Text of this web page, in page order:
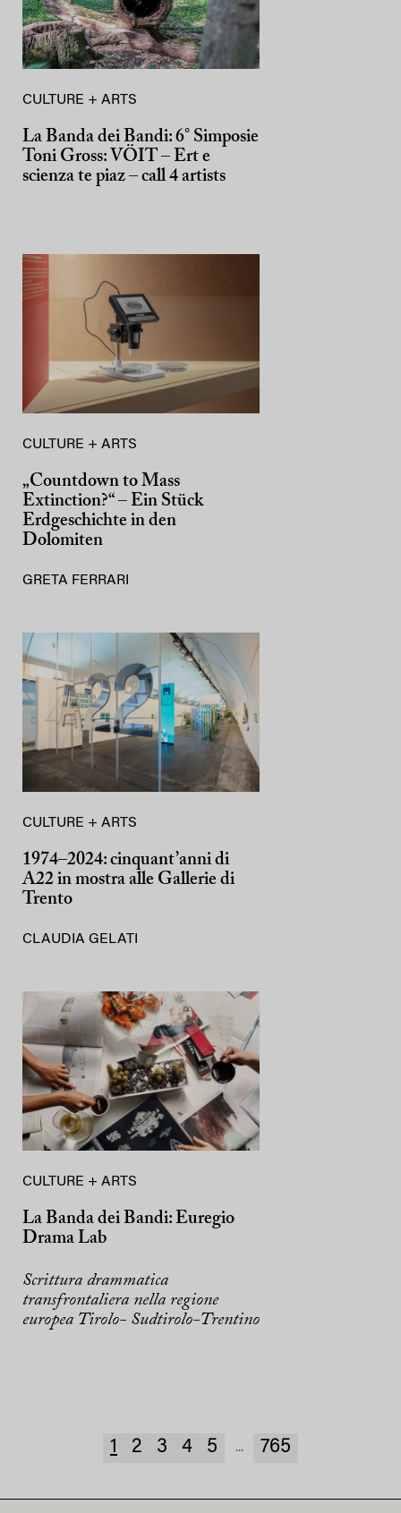
CULTURE + ARTS
La Banda dei Bandi: 6° Simposie
Toni Gross: VÖIT – Ert e
scienza te piaz – call 4 artists
CULTURE + ARTS
„Countdown to Mass
Extinction?“ – Ein Stück
Erdgeschichte in den
Dolomiten
GRETA FERRARI
CULTURE + ARTS
1974–2024: cinquant’anni di
A22 in mostra alle Gallerie di
Trento
CLAUDIA GELATI
CULTURE + ARTS
La Banda dei Bandi: Euregio
Drama Lab
Scrittura drammatica
transfrontaliera nella regione
europea Tirolo- Sudtirolo-Trentino
1 2 3 4 5 ... 765